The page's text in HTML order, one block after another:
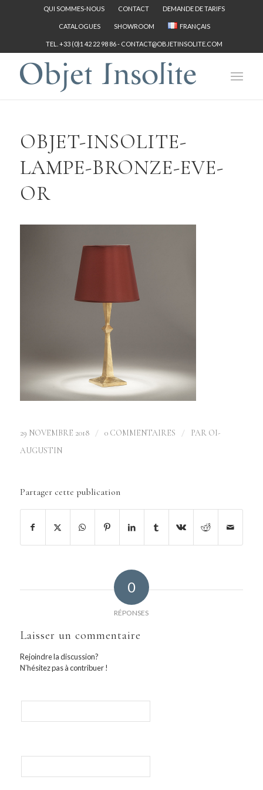
QUI SOMMES-NOUS CONTACT DEMANDE DE TARIFS
CATALOGUES SHOWROOM FRANÇAIS
TEL. +33 (0)1 42 22 98 86 - CONTACT@OBJETINSOLITE.COM
OBJET-INSOLITE-
LAMPE-BRONZE-EVE-
OR
29 NOVEMBRE 2018 / 0 COMMENTAIRES / PAR OI-
AUGUSTIN
Partager cette publication
0
RÉPONSES
Laisser un commentaire
Rejoindre la discussion?
N’hésitez pas à contribuer !